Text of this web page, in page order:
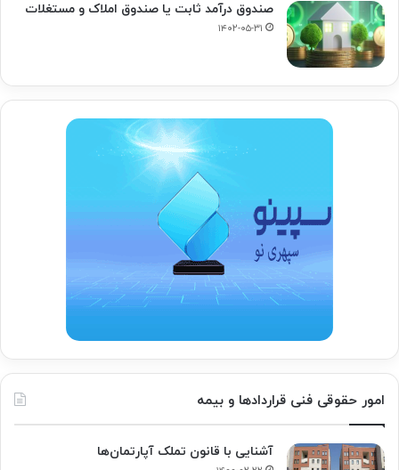
صندوق درآمد ثابت یا صندوق املاک و مستغلات
۱۴۰۲-۰۵-۳۱
امور حقوقی فنی قراردادها و بیمه
آشنایی با قانون تملک آپارتمان‌ها